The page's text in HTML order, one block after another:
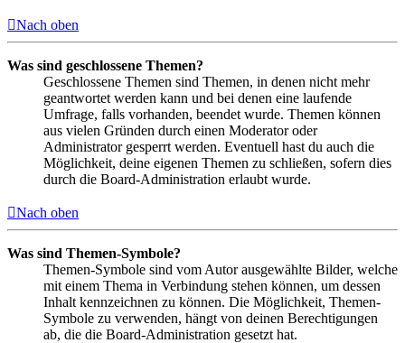
Nach oben
Was sind geschlossene Themen?
Geschlossene Themen sind Themen, in denen nicht mehr
geantwortet werden kann und bei denen eine laufende
Umfrage, falls vorhanden, beendet wurde. Themen können
aus vielen Gründen durch einen Moderator oder
Administrator gesperrt werden. Eventuell hast du auch die
Möglichkeit, deine eigenen Themen zu schließen, sofern dies
durch die Board-Administration erlaubt wurde.
Nach oben
Was sind Themen-Symbole?
Themen-Symbole sind vom Autor ausgewählte Bilder, welche
mit einem Thema in Verbindung stehen können, um dessen
Inhalt kennzeichnen zu können. Die Möglichkeit, Themen-
Symbole zu verwenden, hängt von deinen Berechtigungen
ab, die die Board-Administration gesetzt hat.